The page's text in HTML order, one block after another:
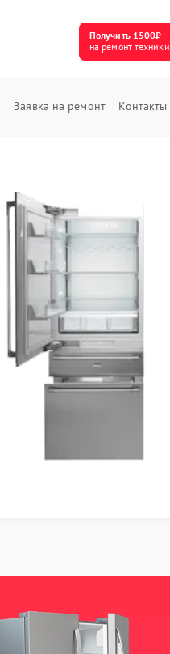
Получить 1500₽
на ремонт техники
Заявка на ремонт Контакты